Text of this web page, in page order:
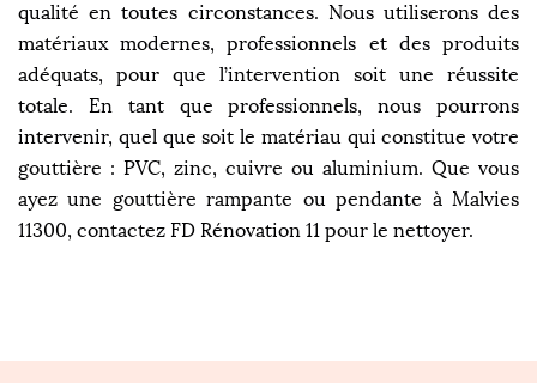
qualité en toutes circonstances. Nous utiliserons des
matériaux modernes, professionnels et des produits
adéquats, pour que l’intervention soit une réussite
totale. En tant que professionnels, nous pourrons
intervenir, quel que soit le matériau qui constitue votre
gouttière : PVC, zinc, cuivre ou aluminium. Que vous
ayez une gouttière rampante ou pendante à Malvies
11300, contactez FD Rénovation 11 pour le nettoyer.